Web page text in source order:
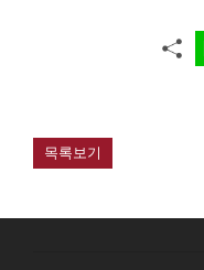
목록보기